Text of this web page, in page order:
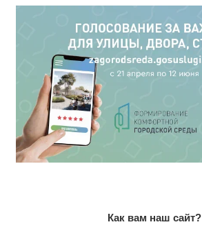
Как вам наш сайт?